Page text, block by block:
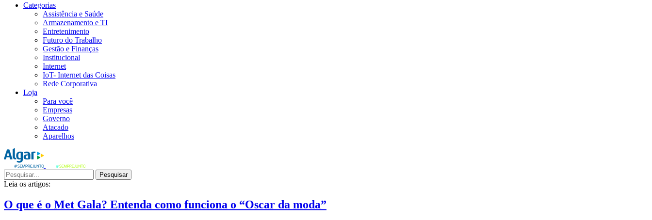
Categorias
Assistência e Saúde
Armazenamento e TI
Entretenimento
Futuro do Trabalho
Gestão e Finanças
Institucional
Internet
IoT- Internet das Coisas
Rede Corporativa
Loja
Para você
Empresas
Governo
Atacado
Aparelhos
Pesquisar
Leia os artigos:
O que é o Met Gala? Entenda como funciona o “Oscar da moda”